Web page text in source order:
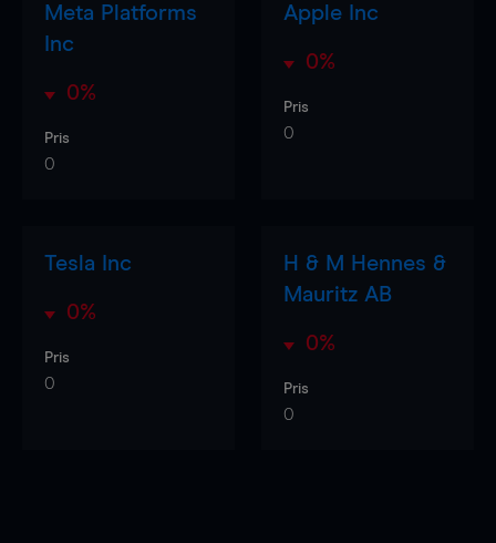
Meta Platforms
Inc
0%
Pris
0
Apple Inc
0%
Pris
0
Tesla Inc
0%
Pris
0
H & M Hennes &
Mauritz AB
0%
Pris
0